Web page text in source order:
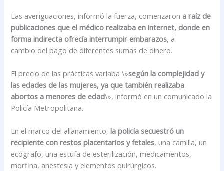
Las averiguaciones, informó la fuerza, comenzaron a raíz de
publicaciones que el médico realizaba en internet, donde en
forma indirecta ofrecía interrumpir embarazos, a
cambio del pago de diferentes sumas de dinero.
El precio de las prácticas variaba \»según la complejidad y
las edades de las mujeres, ya que también realizaba
abortos a menores de edad\», informó en un comunicado la
Policía Metropolitana.
En el marco del allanamiento,la policía secuestró un
recipiente con restos placentarios y fetales, una camilla, un
ecógrafo, una estufa de esterilización, medicamentos,
morfina, anestesia y elementos quirúrgicos.